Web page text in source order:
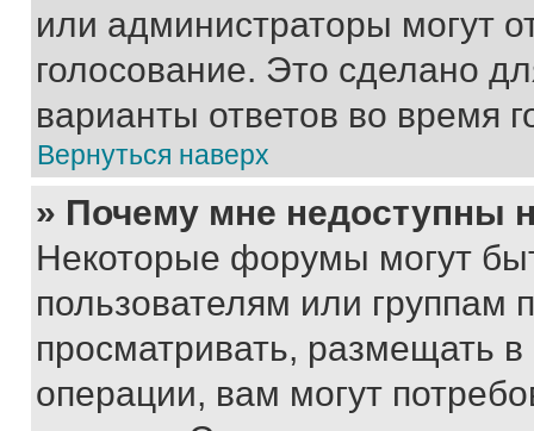
или администраторы могут
голосование. Это сделано
варианты ответов во время
Вернуться наверх
» Почему мне недоступны
Некоторые форумы могут
пользователям или группам
просматривать, размещать
операции, вам могут